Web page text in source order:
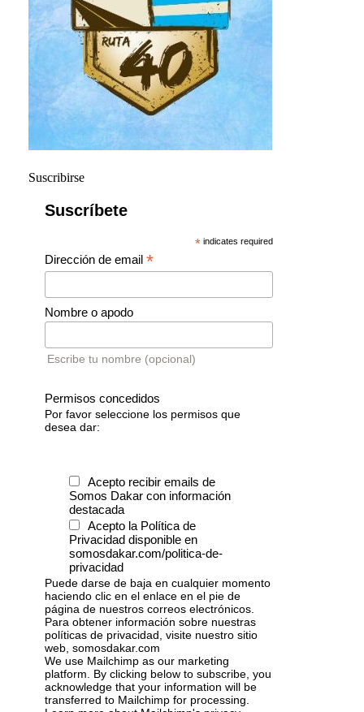
Suscribirse
Suscríbete
* indicates required
Dirección de email *
Nombre o apodo
Escribe tu nombre (opcional)
Permisos concedidos
Por favor seleccione los permisos que
desea dar:
Acepto recibir emails de
Somos Dakar con información
destacada
Acepto la Política de
Privacidad disponible en
somosdakar.com/politica-de-
privacidad
Puede darse de baja en cualquier momento
haciendo clic en el enlace en el pie de
página de nuestros correos electrónicos.
Para obtener información sobre nuestras
políticas de privacidad, visite nuestro sitio
web, somosdakar.com
We use Mailchimp as our marketing
platform. By clicking below to subscribe, you
acknowledge that your information will be
transferred to Mailchimp for processing.